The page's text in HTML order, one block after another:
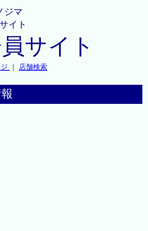
ジマ
イト
サイト
｜ 店舗検索